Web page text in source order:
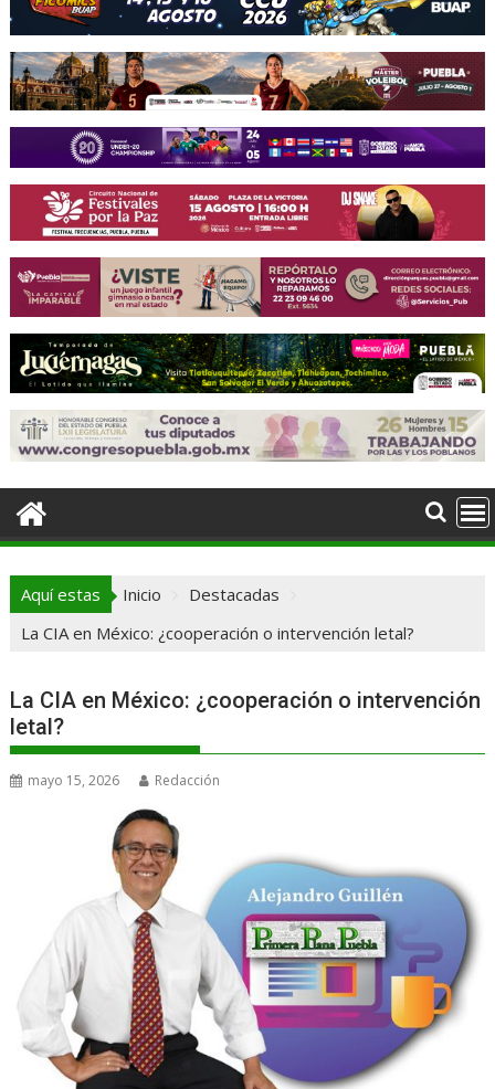
Aquí estas Inicio
Destacadas
La CIA en México: ¿cooperación o intervención letal?
La CIA en México: ¿cooperación o intervención
letal?
mayo 15, 2026 Redacción